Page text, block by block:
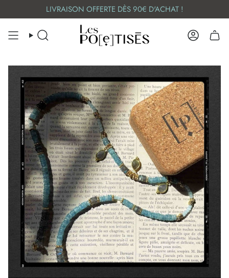
to
content
LIVRAISON OFFERTE DÈS 90€ D'ACHAT !
SEARCH